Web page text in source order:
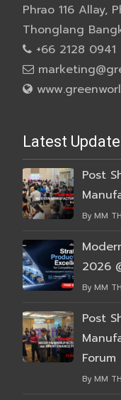
Phrao 116 Allay,
Thonglang
+66 2128 0941
Latest Update
Post
By MM
2026
By MM
Post
By MM